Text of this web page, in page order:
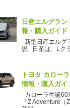
日産エルグラ
報・購入ガイ
新型日産エルグ
説 日産は、Lク
トヨタ カロー
情報・購入ガ
カローラ生誕
「Z Adventure